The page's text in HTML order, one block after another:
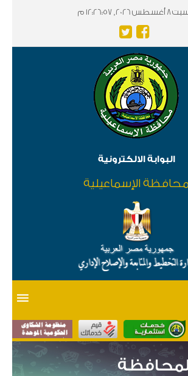
2026, 12:26:57 م
البوابة الالكترونية
محافظة الإسماعيلية